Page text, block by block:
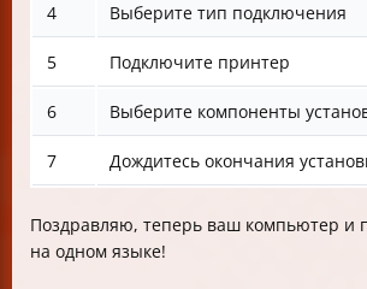
4 Выберите тип подключения
5 Подключите принтер
6 Выберите компоненты
7 Дождитесь окончания
Поздравляю, теперь ваш компьютер и
на одном языке!